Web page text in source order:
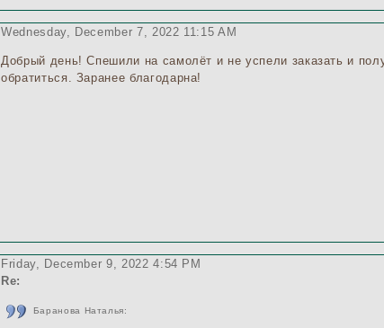
Wednesday, December 7, 2022 11:15 AM
Добрый день! Спешили на самолёт и не успели заказать и
обратиться. Заранее благодарна!
Friday, December 9, 2022 4:54 PM
Re:
Баранова Наталья: